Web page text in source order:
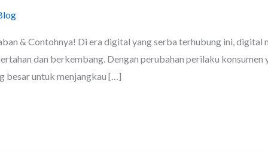
& Contohnya! Di era digital yang serba terhubung ini,
dan berkembang. Dengan perubahan perilaku
besar untuk menjangkau […]